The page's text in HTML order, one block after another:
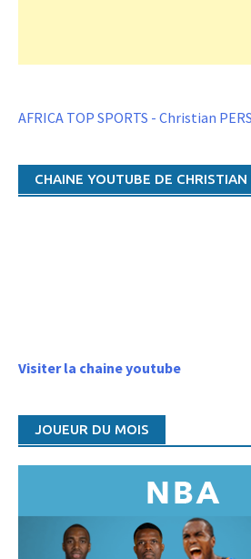
AFRICA TOP SPORTS - Christian
CHAINE YOUTUBE DE CHRISTIAN
Visiter la chaine youtube
JOUEUR DU MOIS